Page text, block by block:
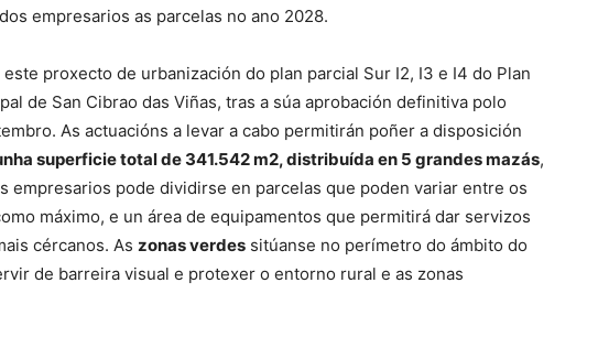
empresarios as parcelas no ano 2028.
proxecto de urbanización do plan parcial Sur I2, I3 e I4 do Plan
de San Cibrao das Viñas, tras a súa aprobación definitiva polo
As actuacións a levar a cabo permitirán poñer a disposición
superficie total de 341.542 m2, distribuída en 5 grandes mazás,
empresarios pode dividirse en parcelas que poden variar entre os
máximo, e un área de equipamentos que permitirá dar servizos
cércanos. As zonas verdes sitúanse no perímetro do ámbito do
de barreira visual e protexer o entorno rural e as zonas